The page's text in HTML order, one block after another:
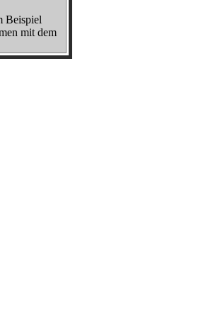
Beispiel
mit dem